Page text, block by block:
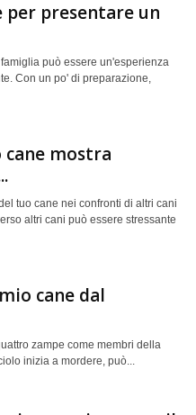
presentare un
può essere un'esperienza
Con un po' di preparazione,
cane mostra
tuo cane nei confronti di altri cani
altri cani può essere stressante
cane dal
zampe come membri della
inizia a mordere, può...